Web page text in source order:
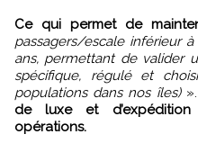
Ce qui permet de
passagers/escale inférieur
ans, permettant de valider
spécifique, régulé et
populations dans nos îles) ».
de luxe et d’expédition
opérations.